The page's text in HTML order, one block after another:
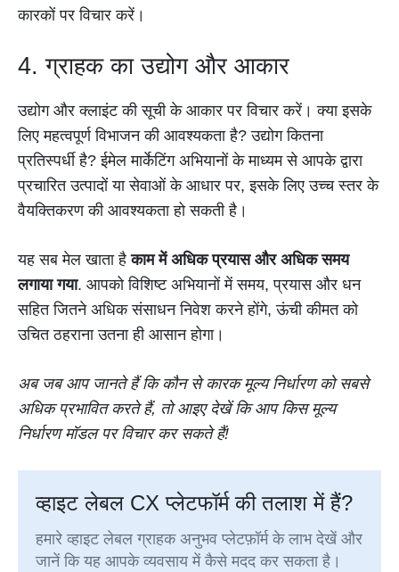
कारकों पर विचार करें।
4. ग्राहक का उद्योग और आकार
उद्योग और क्लाइंट की सूची के आकार पर विचार करें। क्या इसके
लिए महत्वपूर्ण विभाजन की आवश्यकता है? उद्योग कितना
प्रतिस्पर्धी है? ईमेल मार्केटिंग अभियानों के माध्यम से आपके द्वारा
प्रचारित उत्पादों या सेवाओं के आधार पर, इसके लिए उच्च स्तर के
वैयक्तिकरण की आवश्यकता हो सकती है।
यह सब मेल खाता हैकाम में अधिक प्रयास और अधिक समय
लगाया गया. आपको विशिष्ट अभियानों में समय, प्रयास और धन
सहित जितने अधिक संसाधन निवेश करने होंगे, ऊंची कीमत को
उचित ठहराना उतना ही आसान होगा।
अब जब आप जानते हैं कि कौन से कारक मूल्य निर्धारण को सबसे
अधिक प्रभावित करते हैं, तो आइए देखें कि आप किस मूल्य
निर्धारण मॉडल पर विचार कर सकते हैं!
व्हाइट लेबल CX प्लेटफॉर्म की तलाश में हैं?
हमारे व्हाइट लेबल ग्राहक अनुभव प्लेटफ़ॉर्म के लाभ देखें और
जानें कि यह आपके व्यवसाय में कैसे मदद कर सकता है।